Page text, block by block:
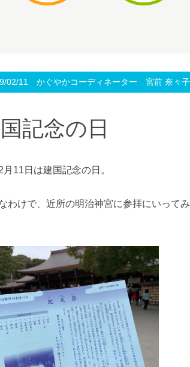
02/11 かぐやかコーディネーター 宮前 奈々子
記念の日
月11日は建国記念の日。
わけで、近所の明治神宮に参拝にいって